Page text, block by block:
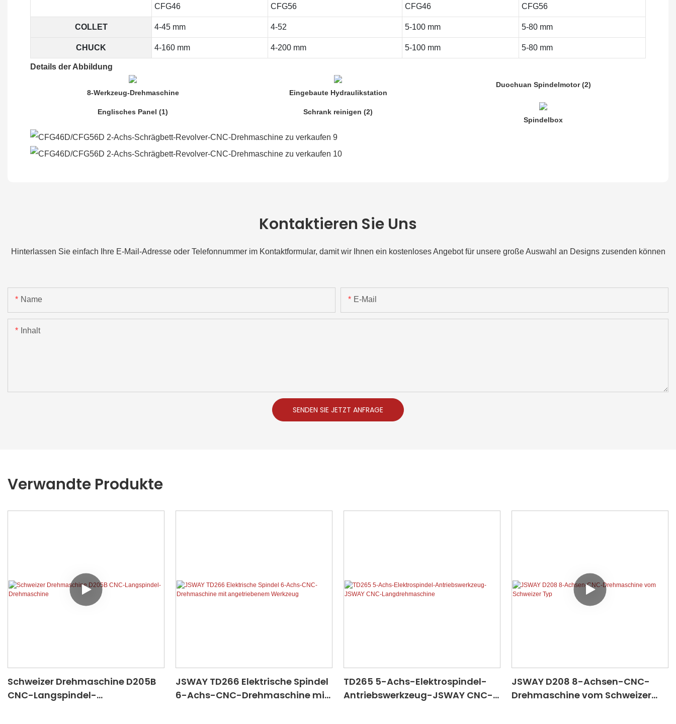
CFG46 CFG56 CFG46 CFG56
COLLET 4-45 mm 4-52 5-100 mm 5-80 mm
CHUCK 4-160 mm 4-200 mm 5-100 mm 5-80 mm
Details der Abbildung
8-Werkzeug-Drehmaschine Eingebaute Hydraulikstation
Duochuan Spindelmotor (2)
Englisches Panel (1)
Schrank reinigen (2)
Spindelbox
Kontaktieren Sie Uns
Hinterlassen Sie einfach Ihre E-Mail-Adresse oder Telefonnummer im Kontaktformular, damit wir Ihnen ein kostenloses Angebot für unsere große Auswahl an Designs zusenden können
Name E-Mail
Inhalt
SENDEN SIE JETZT ANFRAGE
Verwandte Produkte
Schweizer Drehmaschine D205B
CNC-Langspindel-
JSWAY TD266 Elektrische Spindel
6-Achs-CNC-Drehmaschine mit
TD265 5-Achs-Elektrospindel-
Antriebswerkzeug-JSWAY CNC-
JSWAY D208 8-Achsen-CNC-
Drehmaschine vom Schweizer